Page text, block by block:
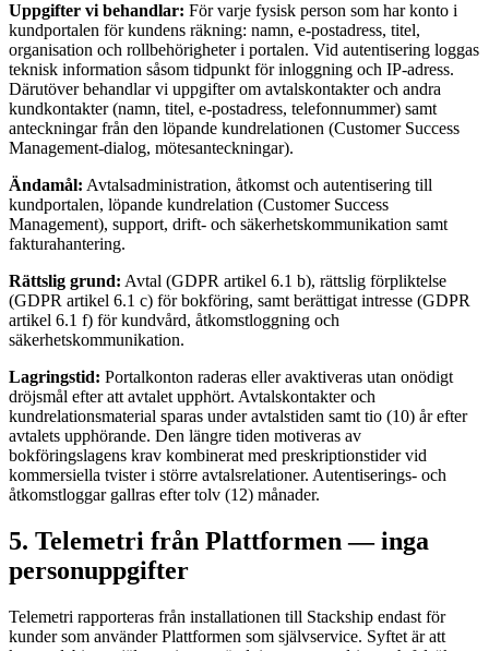
Uppgifter vi behandlar: För varje fysisk person som har konto i
kundportalen för kundens räkning: namn, e-postadress, titel,
organisation och rollbehörigheter i portalen. Vid autentisering loggas
teknisk information såsom tidpunkt för inloggning och IP-adress.
Därutöver behandlar vi uppgifter om avtalskontakter och andra
kundkontakter (namn, titel, e-postadress, telefonnummer) samt
anteckningar från den löpande kundrelationen (Customer Success
Management-dialog, mötesanteckningar).
Ändamål: Avtalsadministration, åtkomst och autentisering till
kundportalen, löpande kundrelation (Customer Success
Management), support, drift- och säkerhetskommunikation samt
fakturahantering.
Rättslig grund: Avtal (GDPR artikel 6.1 b), rättslig förpliktelse
(GDPR artikel 6.1 c) för bokföring, samt berättigat intresse (GDPR
artikel 6.1 f) för kundvård, åtkomstloggning och
säkerhetskommunikation.
Lagringstid: Portalkonton raderas eller avaktiveras utan onödigt
dröjsmål efter att avtalet upphört. Avtalskontakter och
kundrelationsmaterial sparas under avtalstiden samt tio (10) år efter
avtalets upphörande. Den längre tiden motiveras av
bokföringslagens krav kombinerat med preskriptionstider vid
kommersiella tvister i större avtalsrelationer. Autentiserings- och
åtkomstloggar gallras efter tolv (12) månader.
5. Telemetri från Plattformen — inga
personuppgifter
Telemetri rapporteras från installationen till Stackship endast för
kunder som använder Plattformen som självservice. Syftet är att